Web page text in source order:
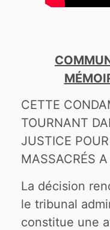
CETTE
TOURNANT
JUSTICE
MASSACRÉS
La décision
le tribunal
constitue une